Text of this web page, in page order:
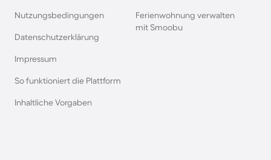
Hütten in Polen
Hütten in den Alpen
Nutzungsbedingungen
Datenschutzerklärung
Impressum
So funktioniert die Plattform
Inhaltliche Vorgaben
Ferienwohnung verwalten
mit Smoobu